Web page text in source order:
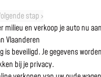
stap ›
milieu en verkoop je auto nu
Vlaanderen
is beveiligd. Je gegevens
bij je privacy.